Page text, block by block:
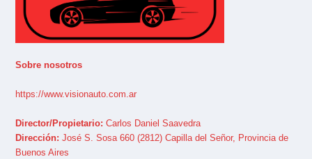
Sobre nosotros
https://www.visionauto.com.ar
Director/Propietario: Carlos Daniel Saavedra
Dirección: José S. Sosa 660 (2812) Capilla del Señor, Provincia de
Buenos Aires